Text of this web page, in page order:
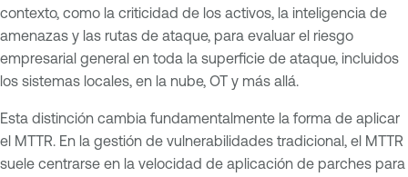
contexto, como la criticidad de los activos, la inteligencia de
amenazas y las rutas de ataque, para evaluar el riesgo
empresarial general en toda la superficie de ataque, incluidos
los sistemas locales, en la nube, OT y más allá.
Esta distinción cambia fundamentalmente la forma de aplicar
el MTTR. En la gestión de vulnerabilidades tradicional, el MTTR
suele centrarse en la velocidad de aplicación de parches para